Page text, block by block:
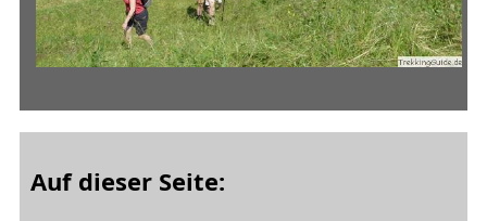
Auf dieser Seite: